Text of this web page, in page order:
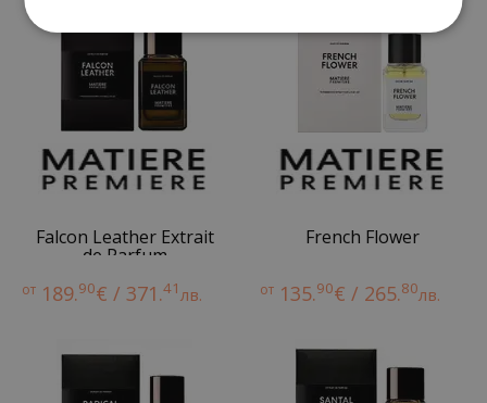
Falcon Leather Extrait
de Parfum
от 189.90€ / 371.41лв.
French Flower
от 135.90€ / 265.80лв.